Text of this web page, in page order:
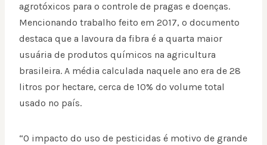
agrotóxicos para o controle de pragas e doenças.
Mencionando trabalho feito em 2017, o documento
destaca que a lavoura da fibra é a quarta maior
usuária de produtos químicos na agricultura
brasileira. A média calculada naquele ano era de 28
litros por hectare, cerca de 10% do volume total
usado no país.
“O impacto do uso de pesticidas é motivo de grande